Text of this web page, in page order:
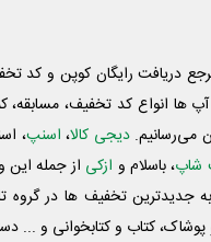
به هزینه خرید خودرو
سفر اشاره کرد. مراسم
پرداخت ملت میتوانید
پس از مشخص شدن
مشاهده خواهد بود.
کلید «مشاهده» کلیک
دریافت رایگان کوپن و کد
ها انواع کد تخفیف، مسابقه،
می‌رسانیم. دیجی کالا، اسنپ،
شاپ، باسلام و ازکی از جمله این
تخفیف ها در گروه
کتاب و کتابخوانی و ...